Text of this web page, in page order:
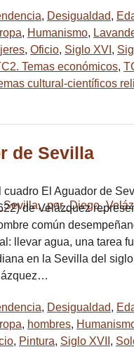
, Desigualdad,
, Humanismo,
, Oficio, Siglo XVI ,
Temas económicos,
cultural-científicos
de Sevilla
cuadro El Aguador de
de Velázquez
común
llevar agua, una tarea
en la Sevilla del
, Desigualdad,
, hombres,
, Pintura, Siglo XVII ,